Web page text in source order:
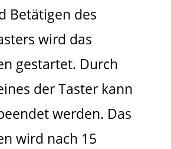
Betätigen des
wird das
gestartet. Durch
der Taster kann
werden. Das
wird nach 15